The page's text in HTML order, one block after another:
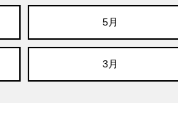
5月
3月